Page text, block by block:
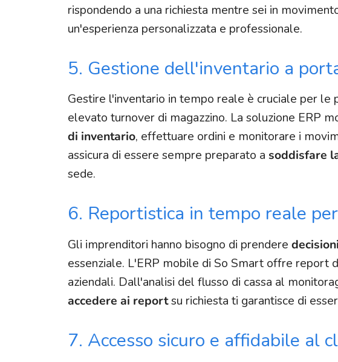
rispondendo a una richiesta mentre sei in
un'esperienza personalizzata e professionale.
5. Gestione dell'inventario a
Gestire l'inventario in tempo reale è cruciale per
elevato turnover di magazzino. La soluzione ERP
di inventario, effettuare ordini e monitorare i
assicura di essere sempre preparato a soddisfare
sede.
6. Reportistica in tempo reale
Gli imprenditori hanno bisogno di prendere
essenziale. L'ERP mobile di So Smart offre
aziendali. Dall'analisi del flusso di cassa al
accedere ai reportsu richiesta ti garantisce di
7. Accesso sicuro e affidabile al